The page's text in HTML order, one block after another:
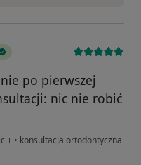
po pierwszej
nic nie robić
+ • konsultacja ortodontyczna